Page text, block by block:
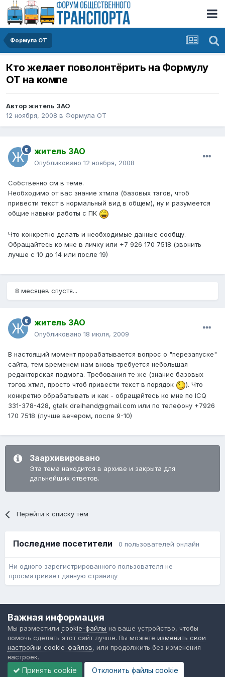
Формула ОТ
Кто желает поволонтёрить на Формулу
ОТ на компе
Автор житель ЗАО
12 ноября, 2008 в Формула ОТ
житель ЗАО
Опубликовано 12 ноября, 2008
Собственно см в теме.
Необходимо от вас знание хтмла (базовых тэгов, чтоб
привести текст в нормальный вид в общем), ну и разумеется
общие навыки работы с ПК
Что конкретно делать и необходимые данные сообщу.
Обращайтесь ко мне в личку или +7 926 170 7518 (звонить
лучше с 10 до 14 или после 19)
8 месяцев спустя...
житель ЗАО
Опубликовано 18 июля, 2009
В настоящий момент прорабатывается вопрос о "перезапуске"
сайта, тем временем нам вновь требуется небольшая
редакторская подмога. Требования те же (знание базовых
тэгов хтмл, просто чтоб привести текст в порядок
). Что
конкретно обрабатывать и как - обращайтесь ко мне по ICQ
331-378-428, gtalk dreihand@gmail.com или по телефону +7926
170 7518 (лучше вечером, после 9-10)
Заархивировано
Эта тема находится в архиве и закрыта для
дальнейших ответов.
Перейти к списку тем
Последние посетители 0 пользователей онлайн
Ни одного зарегистрированного пользователя не
просматривает данную страницу
Форум общественного транспорта
Powered by Invision Community
Важная информация
Мы разместили cookie-файлы на ваше устройство, чтобы
помочь сделать этот сайт лучше. Вы можете изменить свои
настройки cookie-файлов, или продолжить без изменения
настроек.
Принять cookie Отклонить файлы сookie